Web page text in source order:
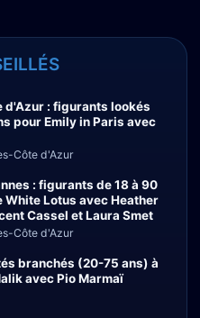
d'Azur : figurants lookés
pour Emily in Paris avec
Côte d'Azur
: figurants de 18 à 90
White Lotus avec Heather
Cassel et Laura Smet
Côte d'Azur
branchés (20-75 ans) à
avec Pio Marmaï